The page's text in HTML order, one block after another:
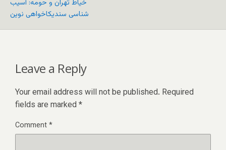
خیاط تهران و حومه: آسیب
شناسی سندیکاخواهی نوین
Leave a Reply
Your email address will not be published. Required
fields are marked *
Comment*